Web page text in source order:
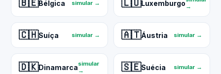
🇧🇪Bélgica simular → 🇱🇺Luxemburgo →
🇨🇭Suíça simular → 🇦🇹Áustria simular →
🇩🇰Dinamarcasimular
→
🇸🇪Suécia simular →